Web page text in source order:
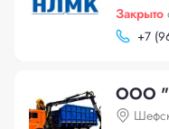
Закрыто
+7
ООО